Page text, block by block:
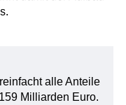
alle Anteile
Milliarden Euro.